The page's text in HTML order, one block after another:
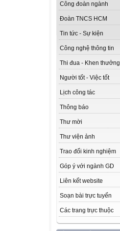
Công đoàn ngành
Đoàn TNCS HCM
Tin tức - Sự kiện
Công nghệ thông tin
Thi đua - Khen thưởng
Người tốt - Việc tốt
Lịch công tác
Thông báo
Thư mời
Thư viện ảnh
Trao đổi kinh nghiệm
Góp ý với ngành GD
Liên kết website
Soạn bài trực tuyến
Các trang trực thuộc